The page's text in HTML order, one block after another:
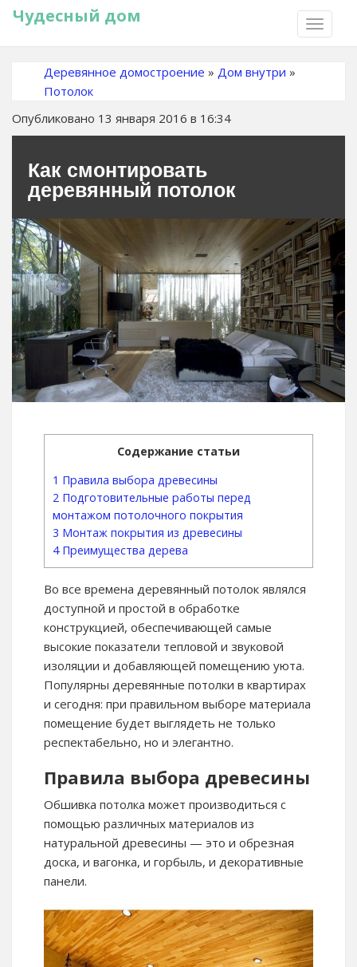
TOGGLE
Чудесный дом
Деревянное домостроение » Дом внутри »
Потолок
Опубликовано 13 января 2016 в 16:34
Как смонтировать
деревянный потолок
Содержание статьи
1 Правила выбора древесины
2 Подготовительные работы перед
монтажом потолочного покрытия
3 Монтаж покрытия из древесины
4Преимущества дерева
Во все времена деревянный потолок являлся
доступной и простой в обработке
конструкцией, обеспечивающей самые
высокие показатели тепловой и звуковой
изоляции и добавляющей помещению уюта.
Популярны деревянные потолки в квартирах
и сегодня: при правильном выборе материала
помещение будет выглядеть не только
респектабельно, но и элегантно.
Правила выбора древесины
Обшивка потолка может производиться с
помощью различных материалов из
натуральной древесины — это и обрезная
доска, и вагонка, и горбыль, и декоративные
панели.